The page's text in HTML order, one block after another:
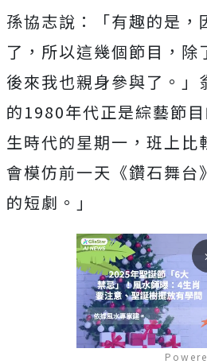
孫協志說：「有趣的是，
了，所以這幾個節目，除
後來我也親身參與了。」
的1980年代正是綜藝節
生時代的星期一，班上比
會模仿前一天《鑽石舞台
的短劇。」